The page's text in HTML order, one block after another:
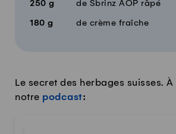
250 g de Sbrinz AOP râpé
180 g de crème fraîche
Le secret des herbages suisses.
notre podcast: